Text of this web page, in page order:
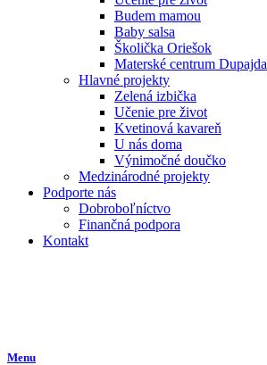
Budem mamou
Baby salsa
Školička Oriešok
Materské centrum Dupajda
Hlavné projekty
Zelená izbička
Učenie pre život
Kvetinová kavareň
U nás doma
Výnimočné doučko
Medzinárodné projekty
Podporte nás
Dobroboľníctvo
Finančná podpora
Kontakt
Menu